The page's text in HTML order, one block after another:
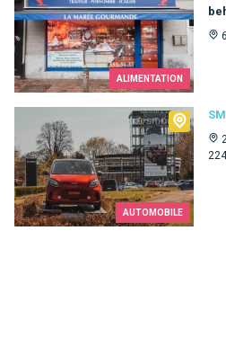
ALIMENTATION
AUTOMOBILE
Smart Center Mannès